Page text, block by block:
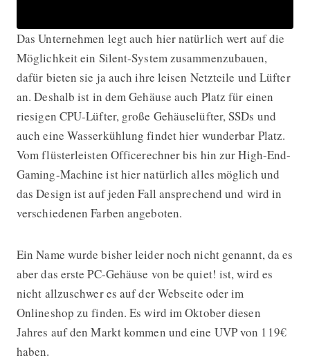
Das Unternehmen legt auch hier natürlich wert auf die
Möglichkeit ein Silent-System zusammenzubauen,
dafür bieten sie ja auch ihre leisen Netzteile und Lüfter
an. Deshalb ist in dem Gehäuse auch Platz für einen
riesigen CPU-Lüfter, große Gehäuselüfter, SSDs und
auch eine Wasserkühlung findet hier wunderbar Platz.
Vom flüsterleisten Officerechner bis hin zur High-End-
Gaming-Machine ist hier natürlich alles möglich und
das Design ist auf jeden Fall ansprechend und wird in
verschiedenen Farben angeboten.
Ein Name wurde bisher leider noch nicht genannt, da es
aber das erste PC-Gehäuse von be quiet! ist, wird es
nicht allzuschwer es auf der Webseite oder im
Onlineshop zu finden. Es wird im Oktober diesen
Jahres auf den Markt kommen und eine UVP von 119€
haben.